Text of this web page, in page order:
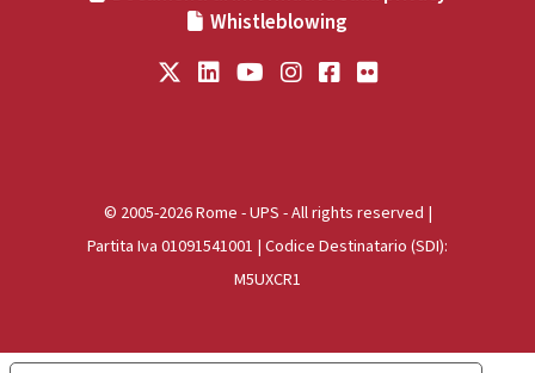
Whistleblowing
© 2005-2026 Rome - UPS - All rights reserved |
Partita Iva 01091541001 | Codice Destinatario (SDI):
M5UXCR1